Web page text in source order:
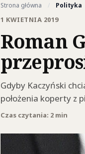
Strona główna / Polityka
1 KWIETNIA 2019
Roman
Gdyby Kaczyński
położenia koperty z
Czas czytania: 2 min